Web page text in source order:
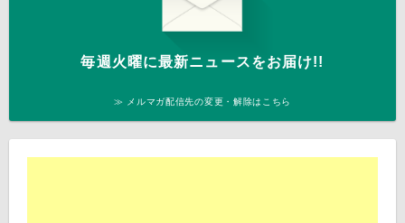
毎週火曜に最新ニュースをお届け!!
≫ メルマガ配信先の変更・解除はこちら